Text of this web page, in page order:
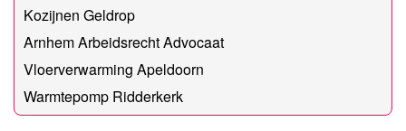
Kozijnen Geldrop
Arnhem Arbeidsrecht Advocaat
Vloerverwarming Apeldoorn
Warmtepomp Ridderkerk